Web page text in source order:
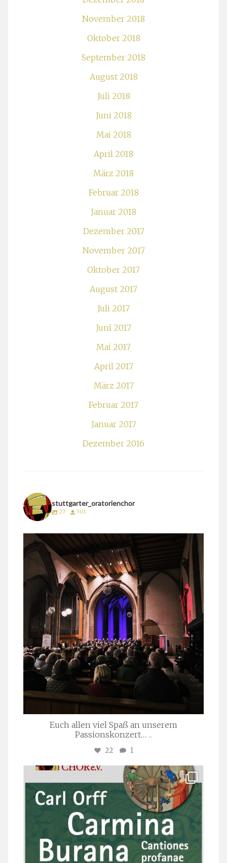
November 2018
Oktober 2018
September 2018
August 2018
Juli 2018
Juni 2018
Mai 2018
April 2018
März 2018
Februar 2018
Januar 2018
Dezember 2017
November 2017
Oktober 2017
August 2017
Juli 2017
Juni 2017
Mai 2017
April 2017
März 2017
Februar 2017
Januar 2017
Dezember 2016
stuttgarter_oratorienchor
27 301
stuttgarter_oratorienchor
März 24
Euch allen viel Spaß an unserem
Passionskonzert… ...
22 1
stuttgarter_oratorienchor
Juli 22